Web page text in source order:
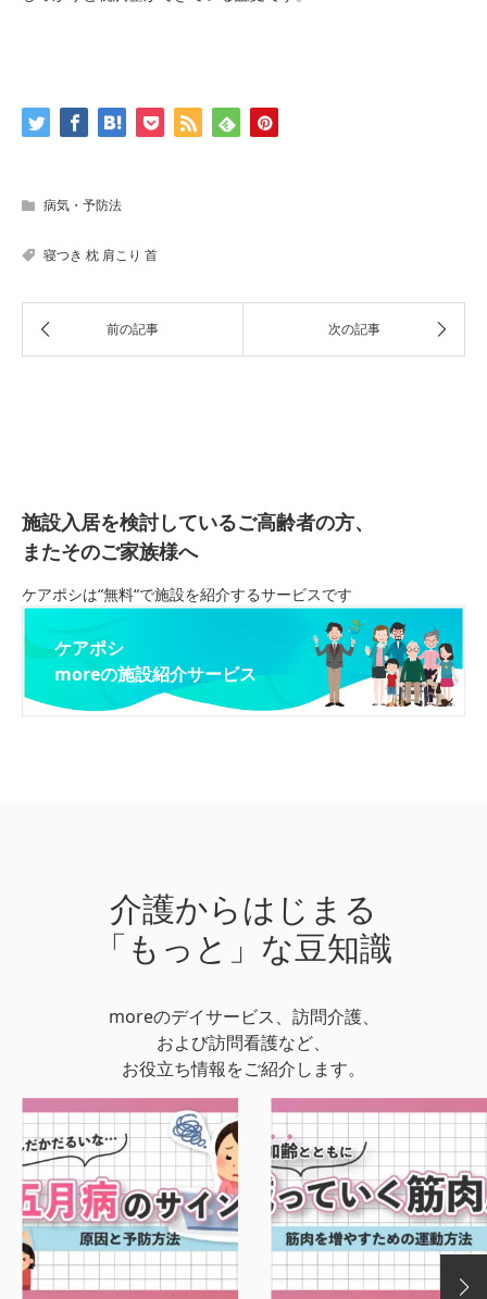
病気・予防法
寝つき 枕 肩こり 首
施設入居を検討しているご高齢者の方、
またそのご家族様へ
ケアポシは“無料“で施設を紹介するサービスです
ケアポシ
moreの施設紹介サービス
介護からはじまる
「もっと」な豆知識
moreのデイサービス、訪問介護、
および訪問看護など、
お役立ち情報をご紹介します。